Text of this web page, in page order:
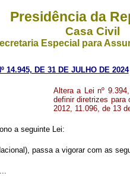
Presidência da
Casa Civil
Especial para
14.945, DE 31 DE JULHO DE 2024
Altera a Lei nº
definir diretrizes para
2012, 11.096, de 13
a seguinte Lei:
passa a vigorar com as